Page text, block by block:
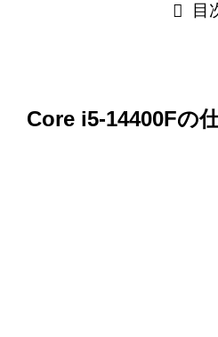
目
Core i5-14400Fの